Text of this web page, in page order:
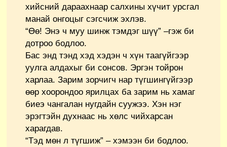
хийсний дараахнаар салхины хүчит урсгал
манай онгоцыг сэгсчиж эхлэв.
“Өө! Энэ ч муу шинж тэмдэг шүү” –гэж би
дотроо бодлоо.
Бас энд тэнд хэд хэдэн ч хүн таагүйгээр
уулга алдахыг би сонсов. Эргэн тойрон
харлаа. Зарим зорчигч нар түгшингүйгээр
өөр хоорондоо ярилцах ба зарим нь хамаг
биеэ чангалан нугдайн суужээ. Хэн нэг
эрэгтэйн духнаас нь хөлс чийхарсан
харагдав.
“Тэд мөн л түгшиж” – хэмээн би бодлоо.